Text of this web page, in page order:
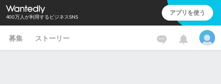
400万人が利用するビジネスSNS アプリを使う
募集 ストーリー